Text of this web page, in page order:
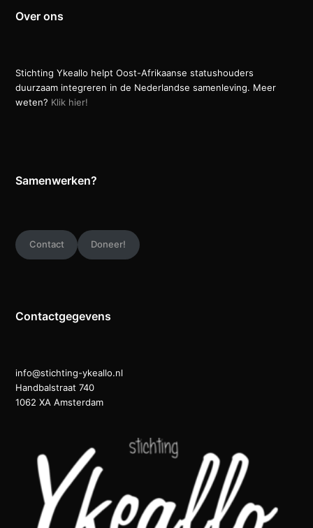
Over ons
Stichting Ykeallo helpt Oost-Afrikaanse statushouders
duurzaam integreren in de Nederlandse samenleving. Meer
weten? Klik hier!
Samenwerken?
Contact Doneer!
Contactgegevens
info@stichting-ykeallo.nl
Handbalstraat 740
1062 XA Amsterdam